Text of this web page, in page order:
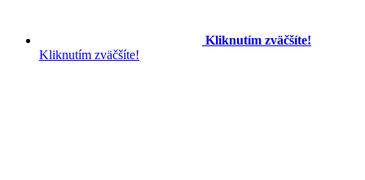
Kliknutím zväčšíte!
Kliknutím zväčšíte!